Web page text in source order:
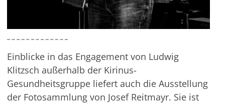
Einblicke in das Engagement von Ludwig
Klitzsch außerhalb der Kirinus-
Gesundheitsgruppe liefert auch die Ausstellung
der Fotosammlung von Josef Reitmayr. Sie ist